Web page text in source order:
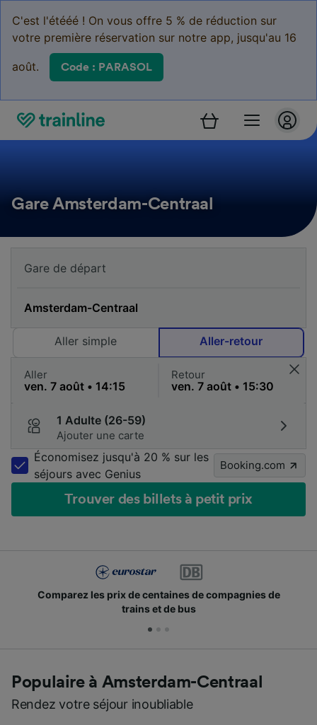
C'est l'étééé ! On vous offre 5 % de réduction sur
votre première réservation sur notre app, jusqu'au 16
août. Code : PARASOL
Gare Amsterdam-Centraal
Aller simple Aller-retour
Aller Retour
1 Adulte (26-59)
Ajouter une carte
Économisez jusqu'à 20 % sur les
séjours avec Genius
Booking.com
Trouver des billets à petit prix
Des millions de voyageurs nous utilisent
Populaire à Amsterdam-Centraal
Rendez votre séjour inoubliable